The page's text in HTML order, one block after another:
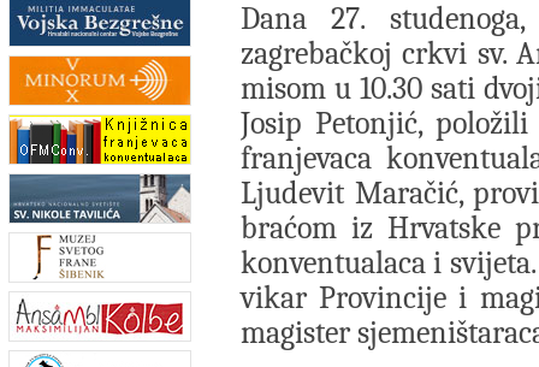
Dana 27.
zagrebačkoj crkvi sv.
misom u 10.30 sati
Josip Petonjić,
franjevaca
Ljudevit Maračić,
braćom iz Hrvatske
konventualaca i
vikar Provincije i
magister